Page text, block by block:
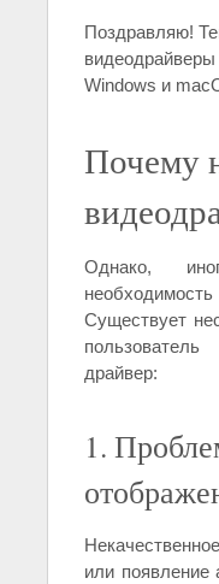
Поздравляю!
Windows и
Почему
Однако,
Существует
драйвер:
1.
или появление